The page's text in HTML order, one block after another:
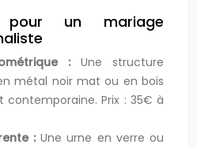
pour un mariage
:Une structure
métal noir mat ou en bois
contemporaine. Prix : 35€ à
:Une urne en verre ou